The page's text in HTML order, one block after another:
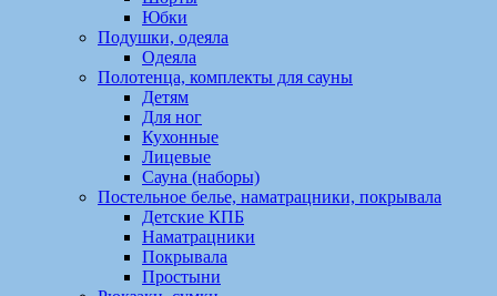
Юбки
Подушки, одеяла
Одеяла
Полотенца, комплекты для сауны
Детям
Для ног
Кухонные
Лицевые
Сауна (наборы)
Постельное белье, наматрацники, покрывала
Детские КПБ
Наматрацники
Покрывала
Простыни